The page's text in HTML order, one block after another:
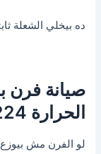
ده بيخلي الشعلة
صيانة فرن
الحرارة 19224
لو الفرن مش